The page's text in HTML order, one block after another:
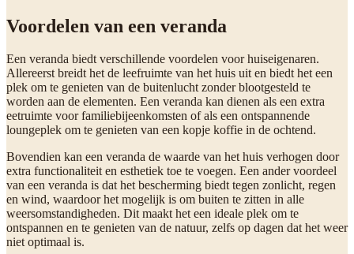
Voordelen van een veranda
Een veranda biedt verschillende voordelen voor huiseigenaren.
Allereerst breidt het de leefruimte van het huis uit en biedt het een
plek om te genieten van de buitenlucht zonder blootgesteld te
worden aan de elementen. Een veranda kan dienen als een extra
eetruimte voor familiebijeenkomsten of als een ontspannende
loungeplek om te genieten van een kopje koffie in de ochtend.
Bovendien kan een veranda de waarde van het huis verhogen door
extra functionaliteit en esthetiek toe te voegen. Een ander voordeel
van een veranda is dat het bescherming biedt tegen zonlicht, regen
en wind, waardoor het mogelijk is om buiten te zitten in alle
weersomstandigheden. Dit maakt het een ideale plek om te
ontspannen en te genieten van de natuur, zelfs op dagen dat het weer
niet optimaal is.